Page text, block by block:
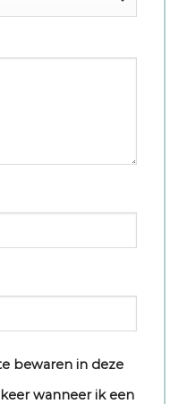
bewaren in deze
wanneer ik een